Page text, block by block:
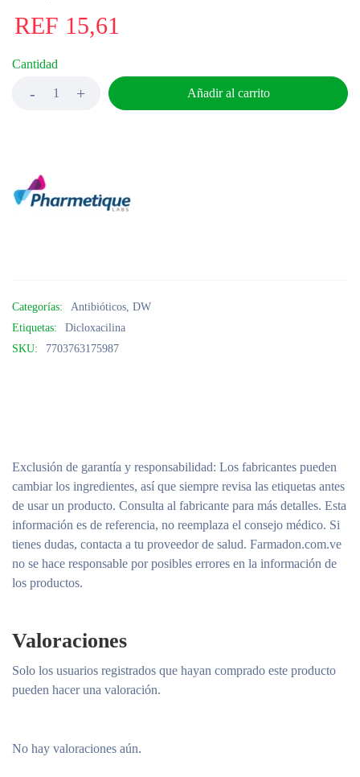
REF 15,61
Cantidad
Añadir al carrito
Categorías: Antibióticos, DW
Etiquetas:
Dicloxacilina
SKU:
7703763175987
Exclusión de garantía y responsabilidad: Los fabricantes pueden
cambiar los ingredientes, así que siempre revisa las etiquetas antes
de usar un producto. Consulta al fabricante para más detalles. Esta
información es de referencia, no reemplaza el consejo médico. Si
tienes dudas, contacta a tu proveedor de salud. Farmadon.com.ve
no se hace responsable por posibles errores en la información de
los productos.
Valoraciones
No hay valoraciones aún.
Solo los usuarios registrados que hayan comprado este producto
pueden hacer una valoración.